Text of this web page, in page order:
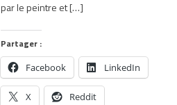
par le peintre et […]
Partager :
Facebook LinkedIn
X Reddit